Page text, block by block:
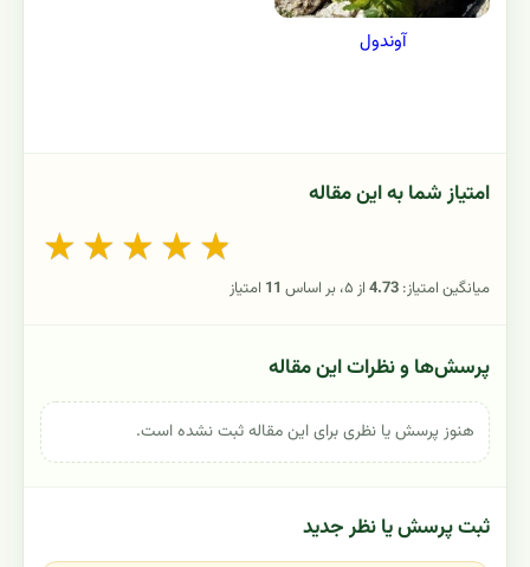
آوندول
امتیاز شما به این مقاله
★ ★ ★ ★ ★
میانگین امتیاز: 4.73از ۵، بر اساس 11 امتیاز
پرسش‌ها و نظرات این مقاله
هنوز پرسش یا نظری برای این مقاله ثبت نشده است.
ثبت پرسش یا نظر جدید